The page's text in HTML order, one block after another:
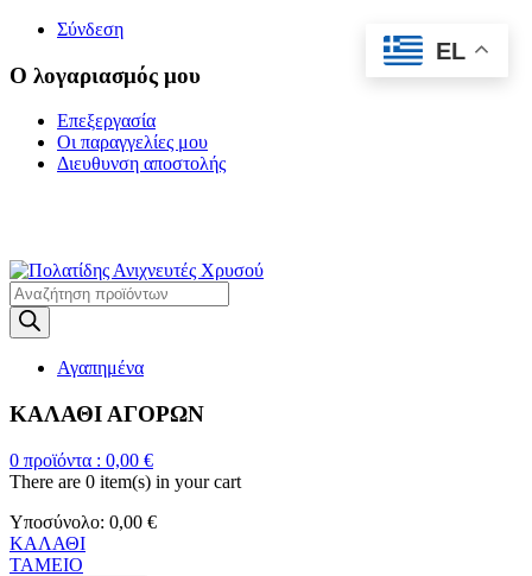
Σύνδεση
Ο λογαριασμός μου
Επεξεργασία
Οι παραγγελίες μου
Διευθυνση αποστολής
Products
search
Αγαπημένα
ΚΑΛΑΘΙ ΑΓΟΡΩΝ
0 προϊόντα : 0,00 €
There are 0 item(s) in your cart
Υποσύνολο: 0,00 €
ΚΑΛΑΘΙ
ΤΑΜΕΙΟ
EL